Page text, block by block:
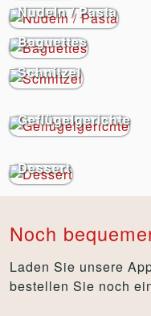
Nudeln / Pasta
Baguettes
Schnitzel
Geflügelgerichte
Dessert
Noch
Laden Sie unsere
bestellen Sie noch